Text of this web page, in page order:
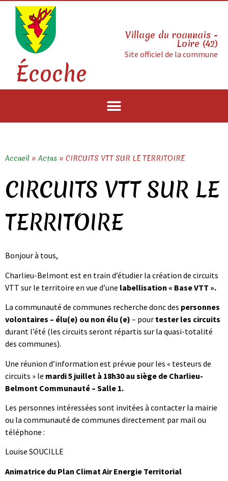
Écoche
Village du roannais -
Loire (42)
Site officiel de la commune
Accueil » Actus » CIRCUITS VTT SUR LE TERRITOIRE
CIRCUITS VTT SUR LE
TERRITOIRE
Bonjour à tous,
Charlieu-Belmont est en train d’étudier la création de circuits
VTT sur le territoire en vue d’une labellisation « Base VTT ».
La communauté de communes recherche donc des personnes
volontaires – élu(e) ou non élu (e) – pour tester les circuits
durant l’été (les circuits seront répartis sur la quasi-totalité
des communes).
Une réunion d’information est prévue pour les « testeurs de
circuits » le mardi 5 juillet à 18h30 au siège de Charlieu-
Belmont Communauté – Salle 1.
Les personnes intéressées sont invitées à contacter la mairie
ou la communauté de communes directement par mail ou
téléphone :
Louise SOUCILLE
Animatrice du Plan Climat Air Energie Territorial